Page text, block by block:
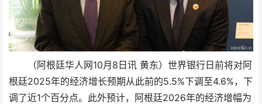
（阿根廷华人网10月8日讯 黄东）世界银行日前将对阿
根廷2025年的经济增长预期从此前的5.5%下调至4.6%，下
调了近1个百分点。此外预计，阿根廷2026年的经济增幅为